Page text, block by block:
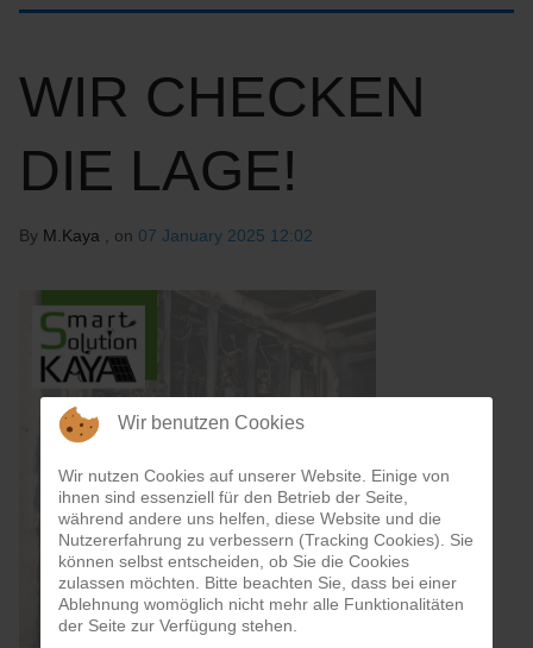
WIR CHECKEN
DIE LAGE!
By M.Kaya , on 07 January 2025 12:02
Wir benutzen Cookies
Wir nutzen Cookies auf unserer Website. Einige von
ihnen sind essenziell für den Betrieb der Seite,
während andere uns helfen, diese Website und die
Nutzererfahrung zu verbessern (Tracking Cookies). Sie
können selbst entscheiden, ob Sie die Cookies
zulassen möchten. Bitte beachten Sie, dass bei einer
Ablehnung womöglich nicht mehr alle Funktionalitäten
der Seite zur Verfügung stehen.